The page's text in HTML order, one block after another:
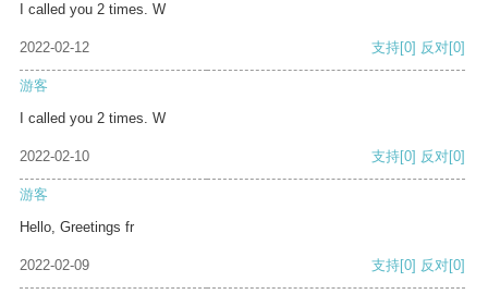
I called you 2 times. W
2022-02-12 支持[0] 反对[0]
游客
I called you 2 times. W
2022-02-10 支持[0] 反对[0]
游客
Hello, Greetings fr
2022-02-09 支持[0] 反对[0]